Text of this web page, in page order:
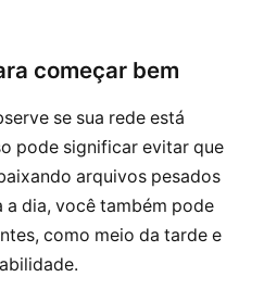
começar bem
se sua rede está
pode significar evitar que
arquivos pesados
a dia, você também pode
como meio da tarde e